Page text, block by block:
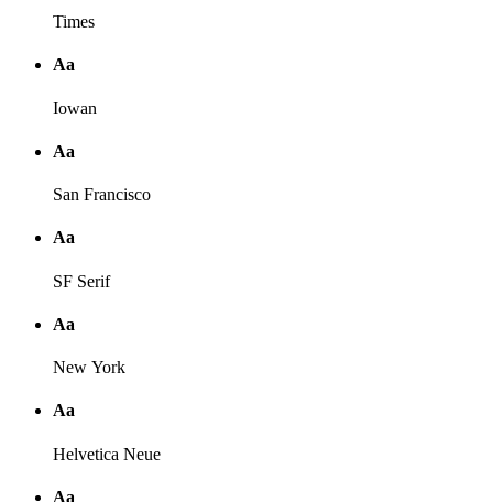
Times
Аа
Iowan
Аа
San Francisco
Аа
SF Serif
Аа
New York
Аа
Helvetica Neue
Аа